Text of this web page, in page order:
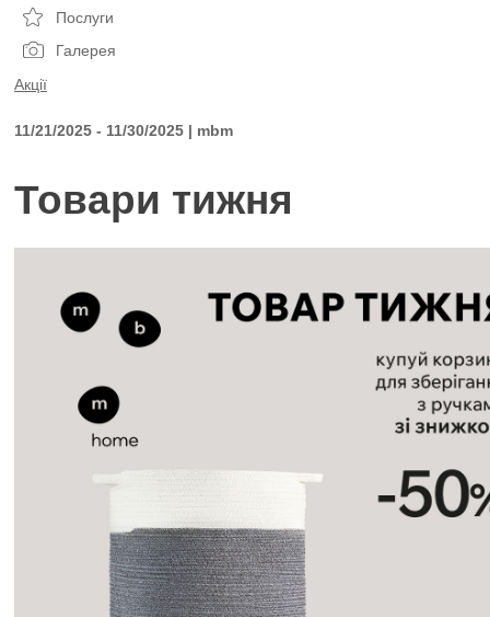
Послуги
Галерея
Акції
11/21/2025 - 11/30/2025 | mbm
Товари тижня